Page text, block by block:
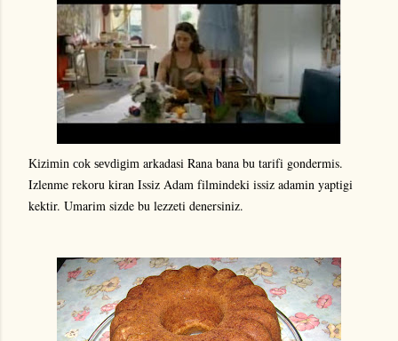
Kizimin cok sevdigim arkadasi Rana bana bu tarifi gondermis.
Izlenme rekoru kiran Issiz Adam filmindeki issiz adamin yaptigi
kektir. Umarim sizde bu lezzeti denersiniz.